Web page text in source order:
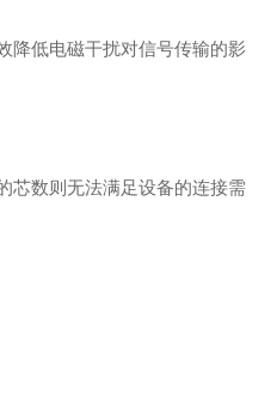
降低电磁干扰对信号传输的影
芯数则无法满足设备的连接需